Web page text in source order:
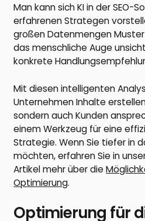
Man kann sich KI in der SEO-
erfahrenen Strategen
großen Datenmengen
das menschliche Auge
konkrete
Mit diesen intelligenten
Unternehmen Inhalte
sondern auch Kunden
einem Werkzeug für eine
Strategie. Wenn Sie tiefer in
möchten, erfahren Sie in
Artikel mehr über die
Optimierung.
Optimierung für